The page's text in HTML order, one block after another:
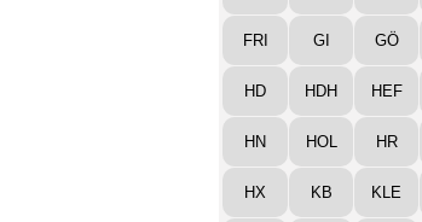
FRI GI GÖ
HD HDH HEF
HN HOL HR
HX KB KLE